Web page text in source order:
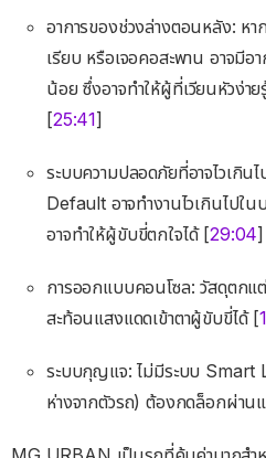
อาการของช่วงล่างตอนหลัง: ห
เรียบ หรือเจอคอสะพาน อาจมีอ
น้อย ซึ่งอาจทำให้ผู้ที่เวียนหัวง่า
[25:41]
ระบบความปลอดภัยที่อาจไวเกิน
Default อาจทำงานไวเกินไปใ
อาจทำให้ผู้ขับขี่ตกใจได้ [29:04]
การออกแบบคอนโซล: วัสดุตกแ
สะท้อนแสงแดดเข้าตาผู้ขับขี่ได้ [
ระบบกุญแจ: ไม่มีระบบ Smart
ห่างจากตัวรถ) ต้องกดล็อกผ่าน